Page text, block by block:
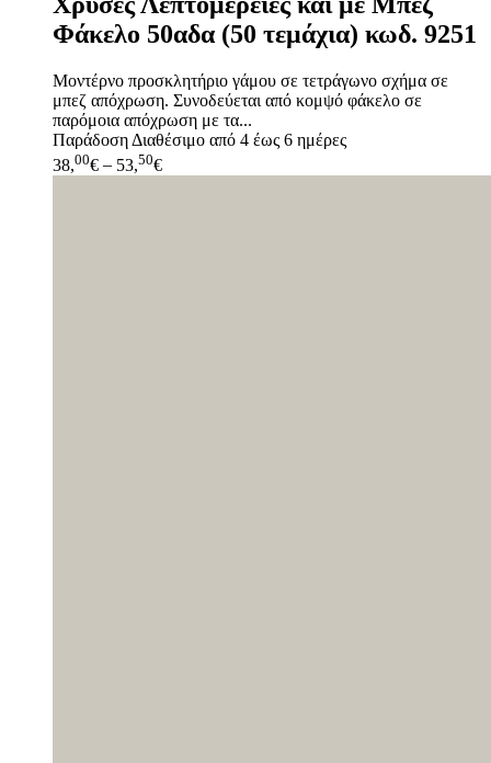
Φάκελο 50αδα (50 τεμάχια) κωδ. 9251
Μοντέρνο προσκλητήριο γάμου σε τετράγωνο σχήμα σε
μπεζ απόχρωση. Συνοδεύεται από κομψό φάκελο σε
παρόμοια απόχρωση με τα...
Παράδοση Διαθέσιμο από 4 έως 6 ημέρες
38,00€ – 53,50€